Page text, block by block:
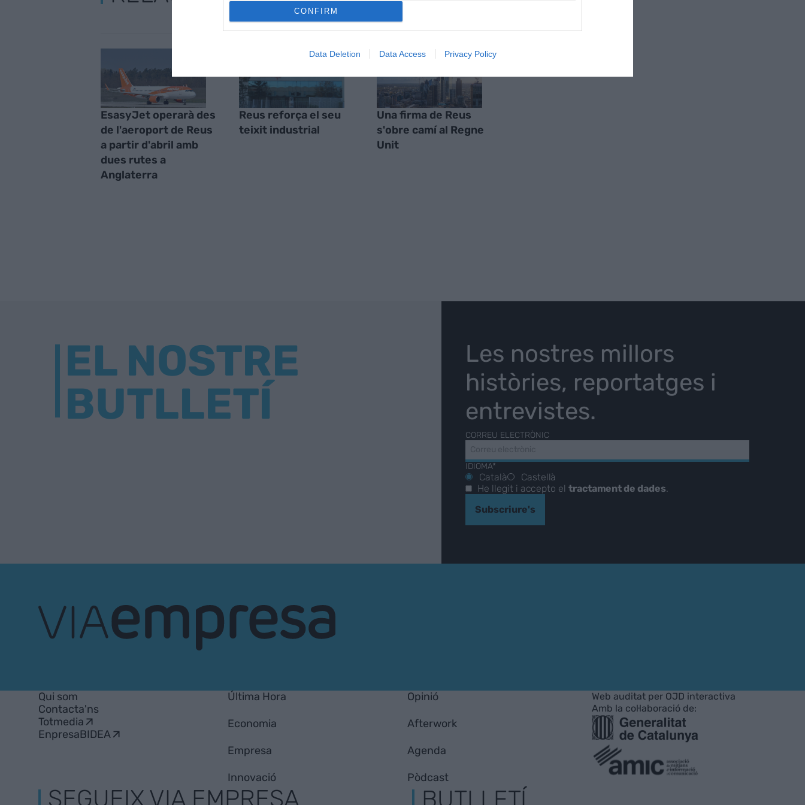
CONFIRM
Data Deletion Data Access Privacy Policy
EsasyJet operarà des
de l'aeroport de Reus
a partir d'abril amb
dues rutes a
Anglaterra
Reus reforça el seu
teixit industrial
Una firma de Reus
s'obre camí al Regne
Unit
EL NOSTRE
BUTLLETÍ
Les nostres millors
històries, reportatges i
entrevistes.
CORREU ELECTRÒNIC
IDIOMA*
Català
Castellà
He llegit i accepto el tractament de dades
Subscriure's
Qui som
Contacta'ns
Totmedia
EnpresaBIDEA
Última Hora
Economia
Empresa
Innovació
Opinió
Afterwork
Agenda
Pòdcast
Web auditat per OJD interactiva
Amb la col·laboració de:
SEGUEIX VIA EMPRESA BUTLLETÍ